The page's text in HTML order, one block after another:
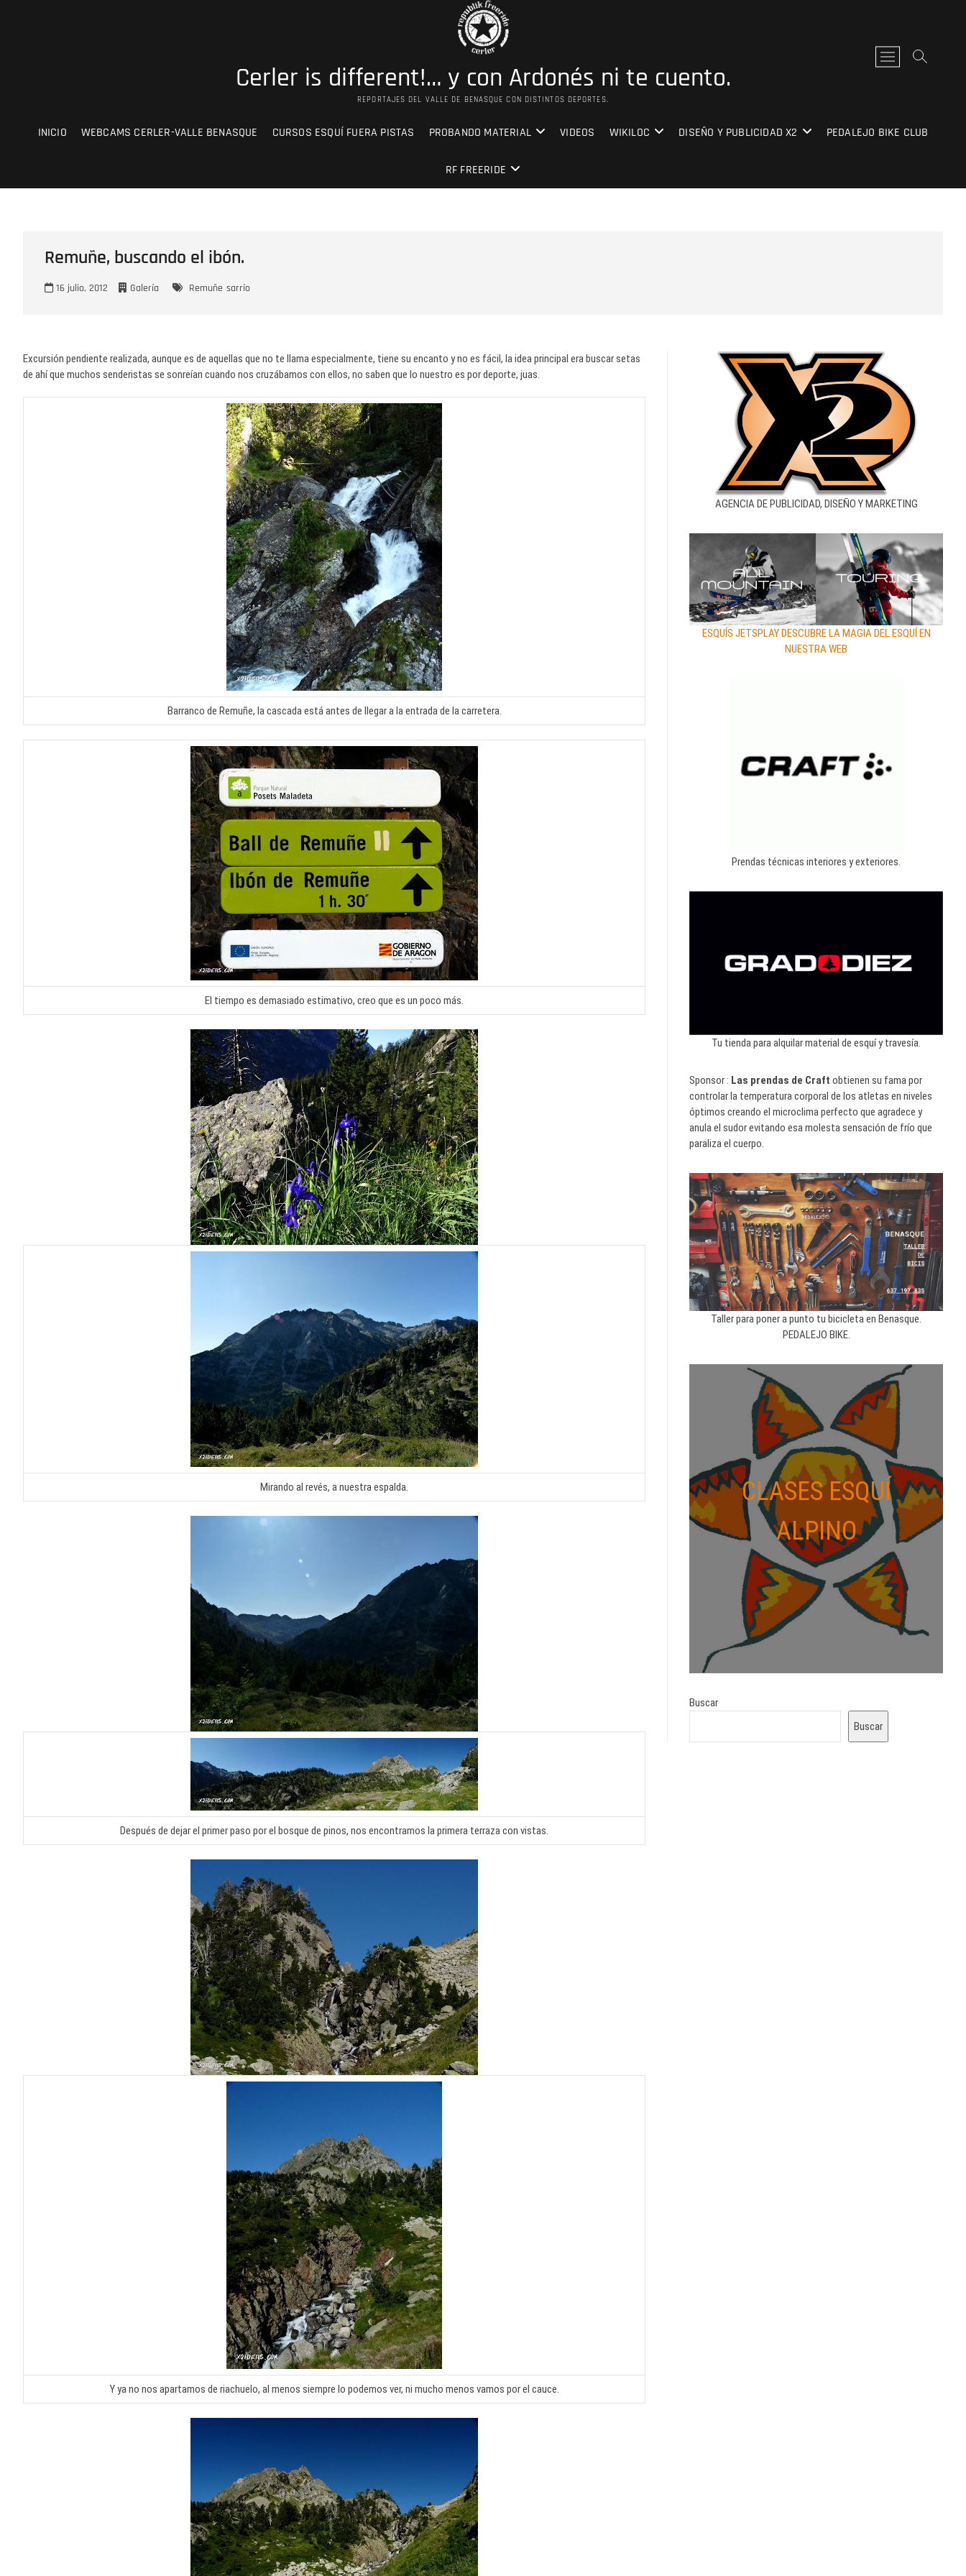
Cerler is different!… y con Ardonés ni te cuento.
REPORTAJES DEL VALLE DE BENASQUE CON DISTINTOS DEPORTES.
INICIO WEBCAMS CERLER-VALLE BENASQUE CURSOS ESQUÍ FUERA PISTAS PROBANDO MATERIAL VIDEOS WIKILOC DISEÑO Y PUBLICIDAD X2 PEDALEJO BIKE CLUB
RF FREERIDE
B
o
d
Remuñe, buscando el ibón.
16 julio, 2012 Galería Remuñe sarrio
Excursión pendiente realizada, aunque es de aquellas que no te llama especialmente, tiene su encanto y no es fácil, la idea principal era buscar setas
de ahí que muchos senderistas se sonreían cuando nos cruzábamos con ellos, no saben que lo nuestro es por deporte, juas.
Barranco de Remuñe, la cascada está antes de llegar a la entrada de la carretera.
El tiempo es demasiado estimativo, creo que es un poco más.
Mirando al revés, a nuestra espalda.
Después de dejar el primer paso por el bosque de pinos, nos encontramos la primera terraza con vistas.
Y ya no nos apartamos de riachuelo, al menos siempre lo podemos ver, ni mucho menos vamos por el cauce.
AGENCIA DE PUBLICIDAD, DISEÑO Y MARKETING
ESQUÍS JETSPLAY DESCUBRE LA MAGIA DEL ESQUÍ EN
NUESTRA WEB
Prendas técnicas interiores y exteriores.
Tu tienda para alquilar material de esquí y travesía.
Sponsor : Las prendas de Craft obtienen su fama por
controlar la temperatura corporal de los atletas en niveles
óptimos creando el microclima perfecto que agradece y
anula el sudor evitando esa molesta sensación de frío que
paraliza el cuerpo.
Taller para poner a punto tu bicicleta en Benasque.
PEDALEJO BIKE.
CLASES ESQUÍ
ALPINO
Buscar
Buscar